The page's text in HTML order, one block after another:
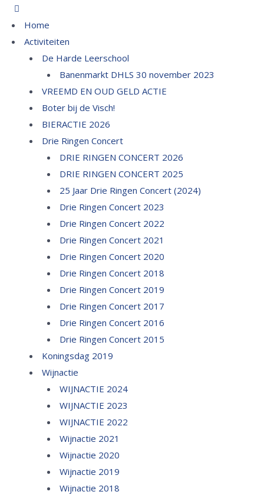
Home
Activiteiten
De Harde Leerschool
Banenmarkt DHLS 30 november 2023
VREEMD EN OUD GELD ACTIE
Boter bij de Visch!
BIERACTIE 2026
Drie Ringen Concert
DRIE RINGEN CONCERT 2026
DRIE RINGEN CONCERT 2025
25 Jaar Drie Ringen Concert (2024)
Drie Ringen Concert 2023
Drie Ringen Concert 2022
Drie Ringen Concert 2021
Drie Ringen Concert 2020
Drie Ringen Concert 2018
Drie Ringen Concert 2019
Drie Ringen Concert 2017
Drie Ringen Concert 2016
Drie Ringen Concert 2015
Koningsdag 2019
Wijnactie
WIJNACTIE 2024
WIJNACTIE 2023
WIJNACTIE 2022
Wijnactie 2021
Wijnactie 2020
Wijnactie 2019
Wijnactie 2018